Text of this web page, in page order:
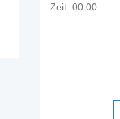
Zeit: 00:00